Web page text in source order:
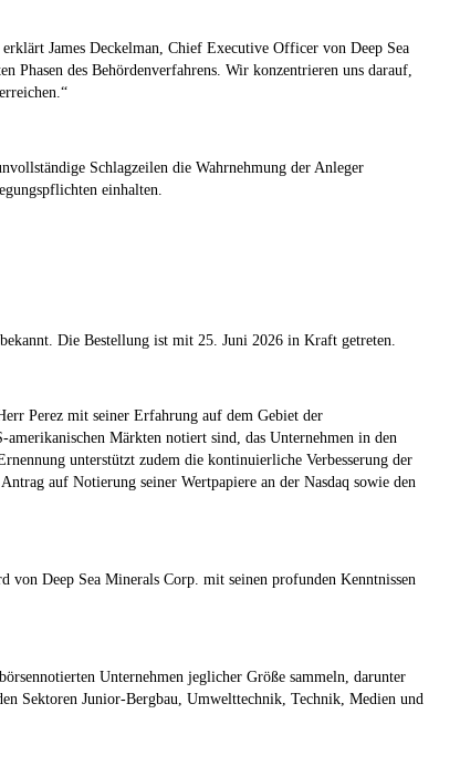
James Deckelman, Chief Executive Officer von Deep Sea
des Behördenverfahrens. Wir konzentrieren uns darauf,
Schlagzeilen die Wahrnehmung der Anleger
einhalten.
Die Bestellung ist mit 25. Juni 2026 in Kraft getreten.
Perez mit seiner Erfahrung auf dem Gebiet der
Märkten notiert sind, das Unternehmen in den
unterstützt zudem die kontinuierliche Verbesserung der
auf Notierung seiner Wertpapiere an der Nasdaq sowie den
von Deep Sea Minerals Corp. mit seinen profunden Kenntnissen
Unternehmen jeglicher Größe sammeln, darunter
Sektoren Junior-Bergbau, Umwelttechnik, Technik, Medien und